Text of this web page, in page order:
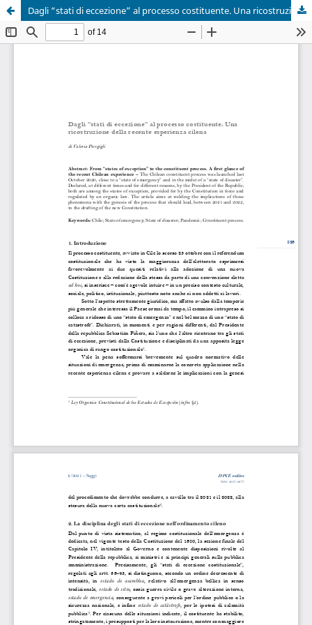
Dagli “stati di eccezione” al processo costituente. Una ricostruzione della recente esperienza cilena